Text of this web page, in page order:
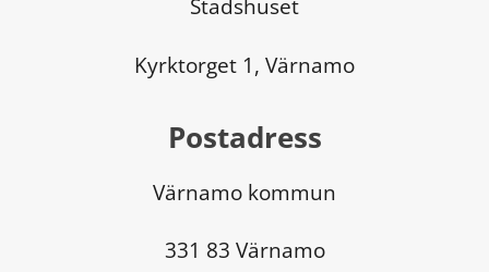
Stadshuset
Kyrktorget 1, Värnamo
Postadress
Värnamo kommun
331 83 Värnamo